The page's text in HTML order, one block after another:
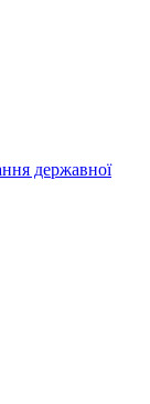
державної